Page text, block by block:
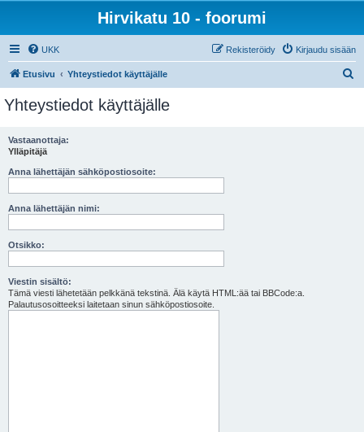
Hirvikatu 10 - foorumi
UKK Kirjaudu sisään
Rekisteröidy
Etusivu Yhteystiedot käyttäjälle
Yhteystiedot käyttäjälle
Vastaanottaja:
Ylläpitäjä
Anna lähettäjän sähköpostiosoite:
Anna lähettäjän nimi:
Otsikko:
Viestin sisältö:
Tämä viesti lähetetään pelkkänä tekstinä. Älä käytä HTML:ää tai BBCode:a.
Palautusosoitteeksi laitetaan sinun sähköpostiosoite.